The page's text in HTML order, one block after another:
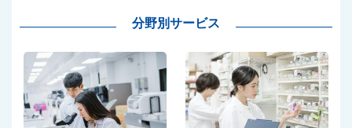
分野別サービス